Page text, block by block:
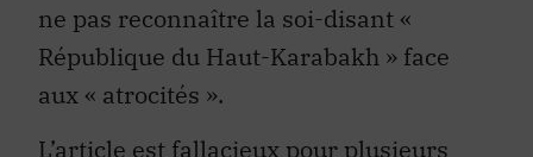
ne pas reconnaître la soi-disant «
République du Haut-Karabakh » face
aux « atrocités ».
L’article est fallacieux pour plusieurs